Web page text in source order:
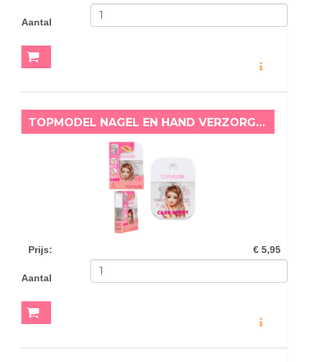
Aantal
TOPMODEL NAGEL EN HAND VERZORGINGSSPRAY
Prijs: € 5,95
Aantal